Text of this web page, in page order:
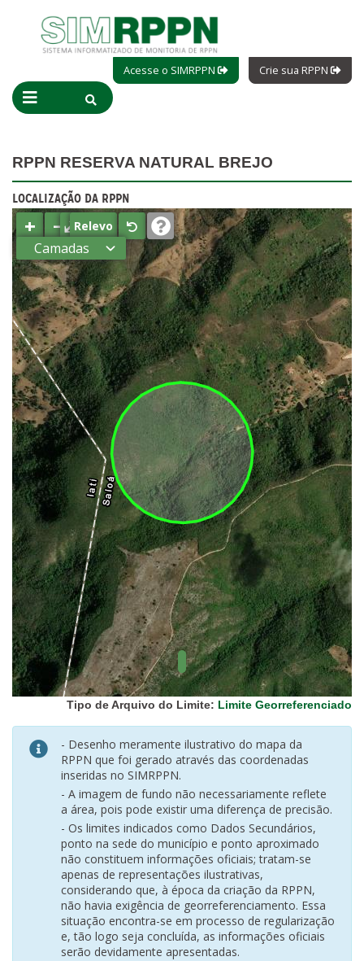
Acesse o SIMRPPN Crie sua RPPN
RPPN RESERVA NATURAL BREJO
LOCALIZAÇÃO DA RPPN
+ −⤢Relevo
Camadas
Estados
Municípios
Terras
indígenas
(FUNAI)
UC Federal
UC Estaduais
UC
Municipais
Hidrografia
1:1.000.000
(ANA)
Biomas
(IBGE)
Vegetação
(IBGE)
Rodovias
(IBGE)
Relevo
(IBGE)
Tipo de Arquivo do Limite: Limite Georreferenciado
- Desenho meramente ilustrativo do mapa da
RPPN que foi gerado através das coordenadas
inseridas no SIMRPPN.
- A imagem de fundo não necessariamente reflete
a área, pois pode existir uma diferença de precisão.
- Os limites indicados como Dados Secundários,
ponto na sede do município e ponto aproximado
não constituem informações oficiais; tratam-se
apenas de representações ilustrativas,
considerando que, à época da criação da RPPN,
não havia exigência de georreferenciamento. Essa
situação encontra-se em processo de regularização
e, tão logo seja concluída, as informações oficiais
serão devidamente apresentadas.